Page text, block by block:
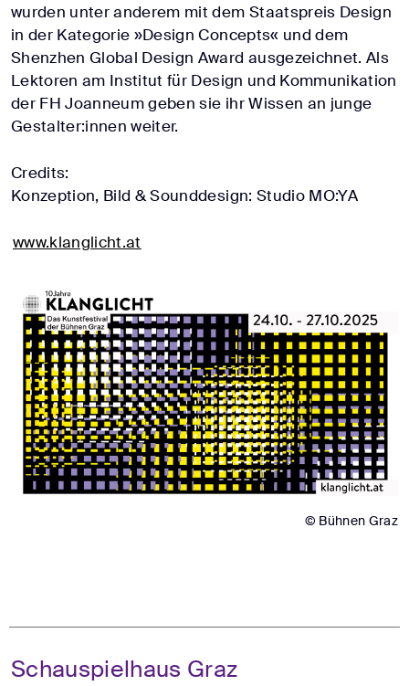
wurden unter anderem mit dem Staatspreis Design
in der Kategorie »Design Concepts« und dem
Shenzhen Global Design Award ausgezeichnet. Als
Lektoren am Institut für Design und Kommunikation
der FH Joanneum geben sie ihr Wissen an junge
Gestalter:innen weiter.
Credits:
Konzeption, Bild & Sounddesign: Studio MO:YA
www.klanglicht.at
© Bühnen Graz
Schauspielhaus Graz